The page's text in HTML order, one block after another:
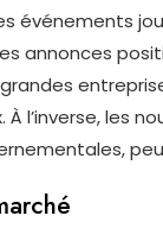
événements
annonces
À l’inverse, les